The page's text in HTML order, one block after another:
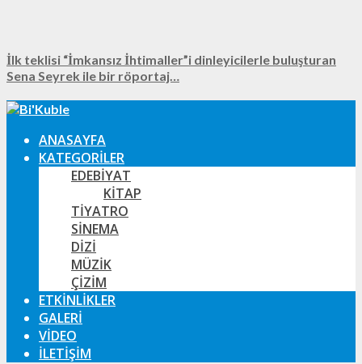
İlk teklisi “İmkansız İhtimaller”i dinleyicilerle buluşturan
Sena Seyrek ile bir röportaj…
ANASAYFA
KATEGORILER
EDEBIYAT
KITAP
TIYATRO
SINEMA
DIZI
MÜZIK
ÇIZIM
ETKINLIKLER
GALERI
VIDEO
İLETIŞIM